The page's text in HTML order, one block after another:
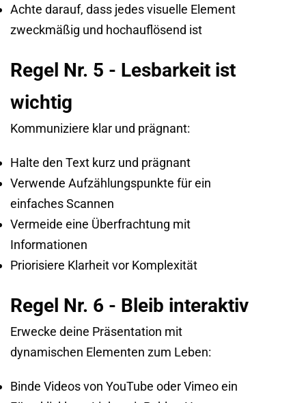
Achte darauf, dass jedes visuelle Element
zweckmäßig und hochauflösend ist
Regel Nr. 5 - Lesbarkeit ist
wichtig
Kommuniziere klar und prägnant:
Halte den Text kurz und prägnant
Verwende Aufzählungspunkte für ein
einfaches Scannen
Vermeide eine Überfrachtung mit
Informationen
Priorisiere Klarheit vor Komplexität
Regel Nr. 6 - Bleib interaktiv
Erwecke deine Präsentation mit
dynamischen Elementen zum Leben:
Binde Videos von YouTube oder Vimeo ein